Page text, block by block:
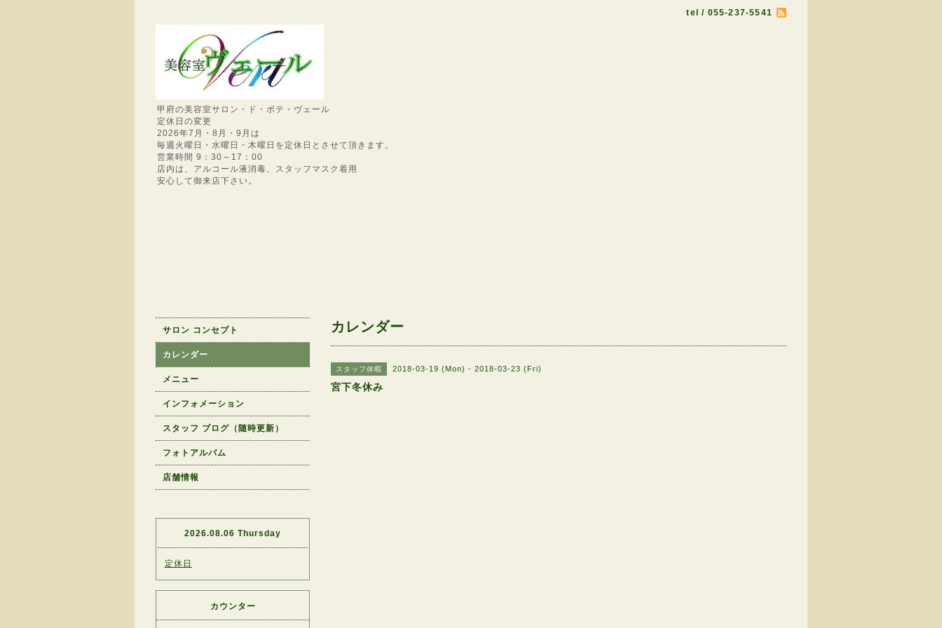
tel / 055-237-5541
甲府の美容室サロン・ド・ボテ・ヴェール
定休日の変更
2026年7月・8月・9月は
毎週火曜日・水曜日・木曜日を定休日とさせて頂きます。
営業時間 9：30～17：00
店内は、アルコール液消毒、スタッフマスク着用
安心して御来店下さい。
カレンダー
スタッフ休暇 2018-03-19 (Mon) - 2018-03-23 (Fri)
宮下冬休み
サロン コンセプト
カレンダー
メニュー
インフォメーション
スタッフ ブログ（随時更新）
フォトアルバム
店舗情報
2026.08.06 Thursday
定休日
カウンター